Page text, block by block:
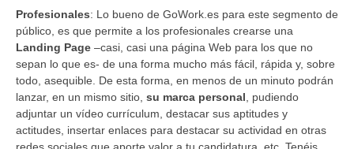
Profesionales: Lo bueno de GoWork.es para este segmento de
público, es que permite a los profesionales crearse una
Landing Page –casi, casi una página Web para los que no
sepan lo que es- de una forma mucho más fácil, rápida y, sobre
todo, asequible. De esta forma, en menos de un minuto podrán
lanzar, en un mismo sitio, su marca personal , pudiendo
adjuntar un vídeo currículum, destacar sus aptitudes y
actitudes, insertar enlaces para destacar su actividad en otras
redes sociales que aporte valor a tu candidatura, etc. Tenéis